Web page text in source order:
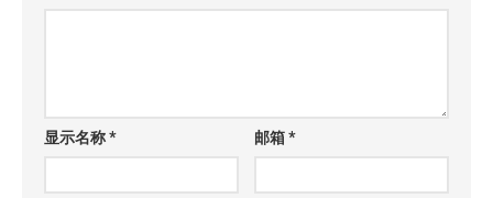
显示名称* 邮箱*